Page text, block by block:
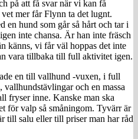
på att få svar när vi kan få
mer får Flynn ta det lugnt.
en hund som går så hårt och tar i
inte chansa. Är han inte fräsch
känns, vi får väl hoppas det inte
vara tillbaka till full aktivitet igen.
en till vallhund -vuxen, i full
och en massa
fryser inne. Kanske man ska
för valp så småningom. Tyvärr är
till salu eller till priser man har råd